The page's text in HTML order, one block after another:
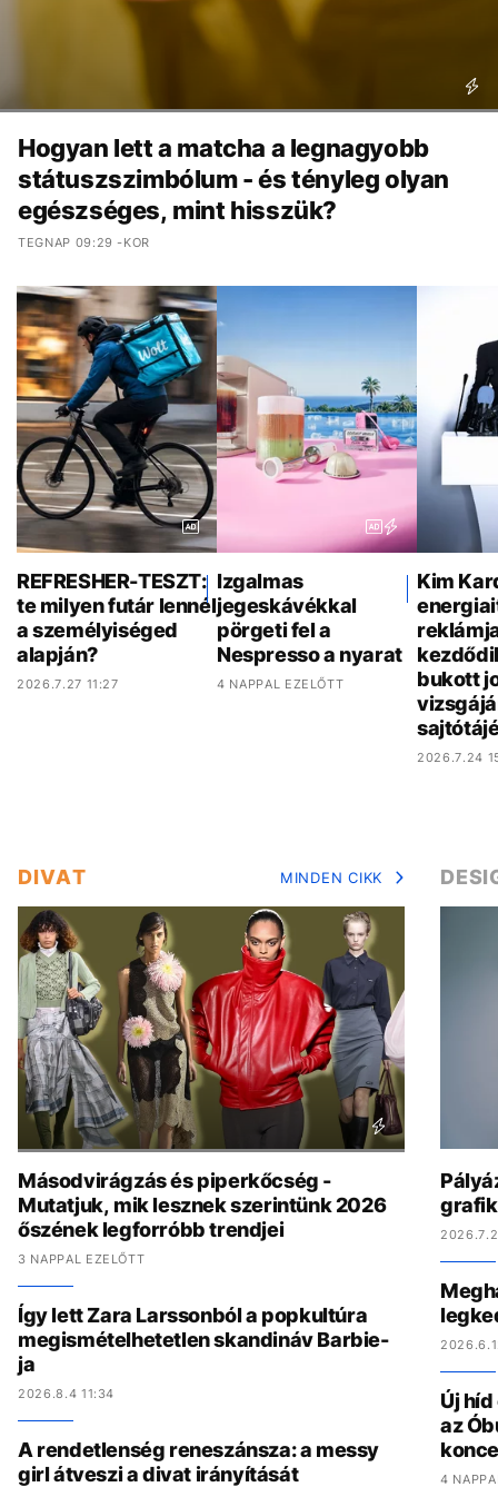
Hogyan lett a matcha a legnagyobb
státuszszimbólum - és tényleg olyan
egészséges, mint hisszük?
TEGNAP 09:29 -KOR
REFRESHER-TESZT:
te milyen futár lennél
a személyiséged
alapján?
2026.7.27 11:27
Izgalmas
jegeskávékkal
pörgeti fel a
Nespresso a nyarat
4 NAPPAL EZELŐTT
Kim
bukott
2026.7.24
DIVAT MINDEN CIKK
Másodvirágzás és piperkőcség -
Mutatjuk, mik lesznek szerintünk 2026
őszének legforróbb trendjei
3 NAPPAL EZELŐTT
Így lett Zara Larssonból a popkultúra
megismételhetetlen skandináv Barbie-
ja
2026.8.4 11:34
A rendetlenség reneszánsza: a messy
girl átveszi a divat irányítását
Új
az
4